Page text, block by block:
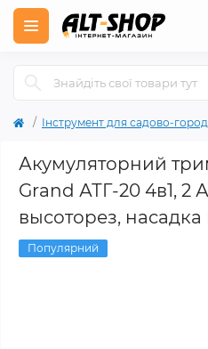
Інструмент для садово-
Акумуляторний
Grand АТГ-20 4в1, 2
высоторез, насадка
Популярний